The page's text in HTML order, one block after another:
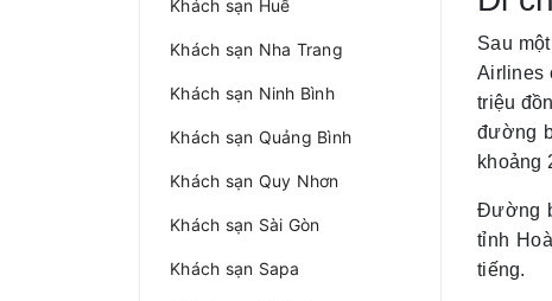
Khách sạn Huế
Khách sạn Nha Trang
Khách sạn Ninh Bình
Khách sạn Quảng Bình
Khách sạn Quy Nhơn
Khách sạn Sài Gòn
Khách sạn Sapa
Sau
Airlines
triệu
đường
khoảng
Đường
tỉnh
tiếng.